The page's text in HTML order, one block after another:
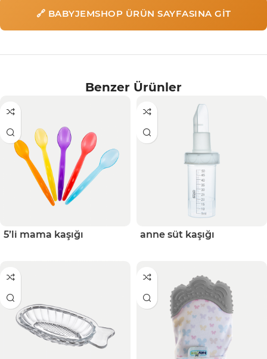
🔗 BABYJEMSHOP ÜRÜN SAYFASINA GIT
Benzer Ürünler
5’li mama kaşığı anne süt kaşığı